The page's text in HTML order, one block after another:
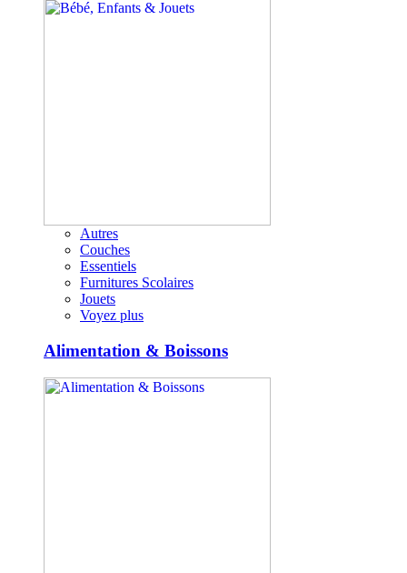
Autres
Couches
Essentiels
Furnitures Scolaires
Jouets
Voyez plus
Alimentation & Boissons